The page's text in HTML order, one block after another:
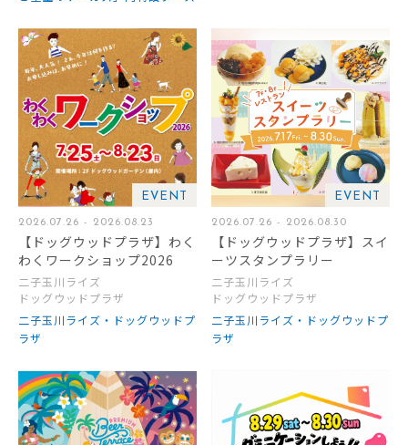
EVENT
2026.07.26 - 2026.08.23
【ドッグウッドプラザ】わく
わくワークショップ2026
二子玉川ライズ
ドッグウッドプラザ
二子玉川ライズ・ドッグウッドプ
ラザ
EVENT
2026.07.26 - 2026.08.30
【ドッグウッドプラザ】スイ
ーツスタンプラリー
二子玉川ライズ
ドッグウッドプラザ
二子玉川ライズ・ドッグウッドプ
ラザ